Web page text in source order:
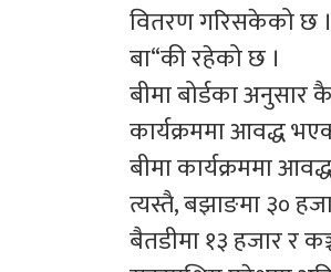
वितरण गरिसकेको छ
बा“की रहेको छ ।
बीमा बोर्डका
कार्यक्रममा आवद्ध
बीमा कार्यक्रममा
त्यस्तै, बझाङमा ३०
बैतडीमा १३ हजार र